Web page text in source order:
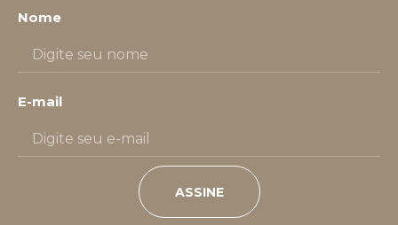
Nome
E-mail
ASSINE